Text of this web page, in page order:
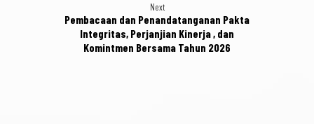
Next
Pembacaan dan Penandatanganan Pakta
Integritas, Perjanjian Kinerja , dan
Komintmen Bersama Tahun 2026